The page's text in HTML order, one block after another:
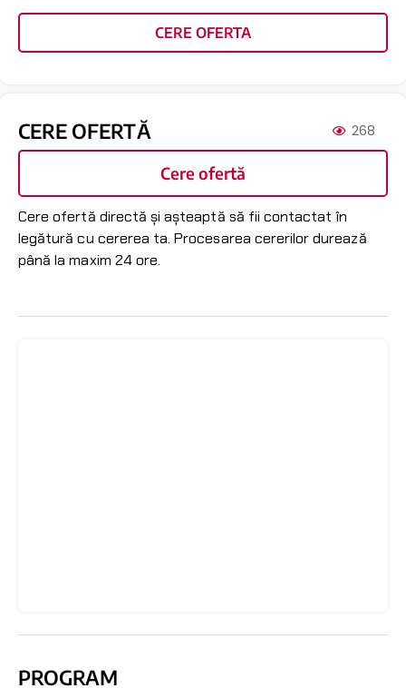
CERE OFERTA
CERE OFERTĂ 268
Cere ofertă
Cere ofertă directă și așteaptă să fii contactat în
legătură cu cererea ta. Procesarea cererilor durează
până la maxim 24 ore.
PROGRAM